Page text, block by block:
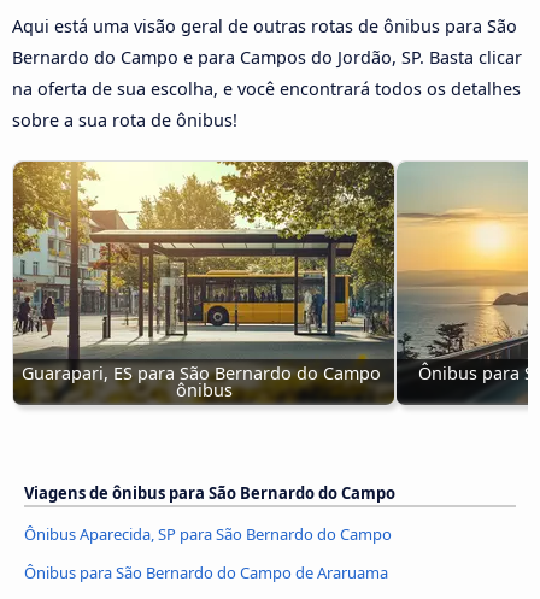
Aqui está uma visão geral de outras rotas de ônibus para São
Bernardo do Campo e para Campos do Jordão, SP. Basta clicar
na oferta de sua escolha, e você encontrará todos os detalhes
sobre a sua rota de ônibus!
Guarapari, ES para São Bernardo do Campo
ônibus
Ônibus para
Viagens de ônibus para São Bernardo do Campo
Ônibus Aparecida, SP para São Bernardo do Campo
Ônibus para São Bernardo do Campo de Araruama